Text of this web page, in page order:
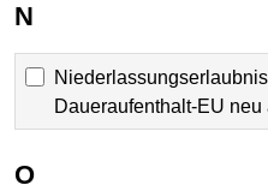
N
Daueraufenthalt-EU
O